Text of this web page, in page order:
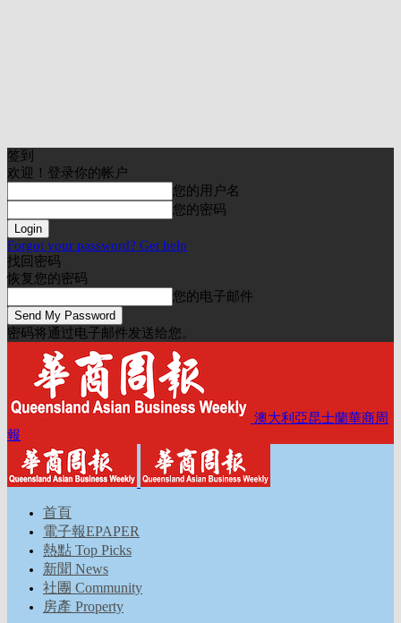
签到
欢迎！登录你的帐户
您的用户名
您的密码
Forgot your password? Get help
找回密码
恢复您的密码
您的电子邮件
密码将通过电子邮件发送给您。
澳大利亞昆士蘭華商周
報
首頁
電子報EPAPER
熱點 Top Picks
新聞 News
社團 Community
房產 Property